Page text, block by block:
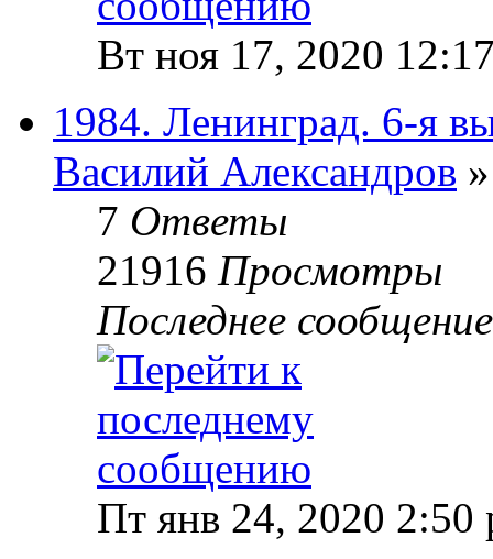
Вт ноя 17, 2020
1984. Ленинград. 6-я
Василий Александров
7 Ответы
21916 Просмотры
Последнее
Пт янв 24, 2020 2:50